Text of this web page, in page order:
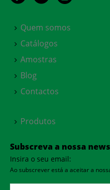
Quem somos
Catálogos
Amostras
Blog
Contactos
Produtos
Subscreva a nossa
Insira o seu email:
Ao subscrever está a aceitar a